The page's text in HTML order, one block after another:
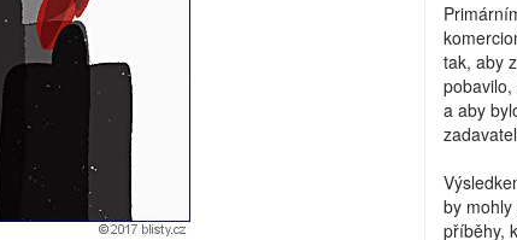
tak, aby
a aby
by
příběhy,